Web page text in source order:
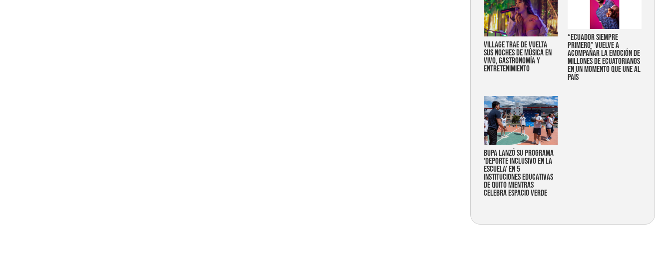
Village trae de vuelta
sus noches de música en
vivo, gastronomía y
entretenimiento
“Ecuador siempre
primero” vuelve a
acompañar la emoción de
millones de ecuatorianos
en un momento que une al
país
Bupa lanzó su programa
‘Deporte Inclusivo en la
Escuela’ en 5
instituciones educativas
de Quito mientras
celebra espacio verde